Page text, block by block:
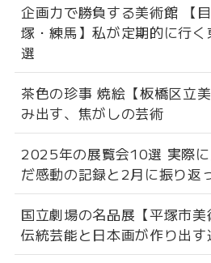
企画力で勝負する美術館 【
塚・練馬】私が定期的に行
選
茶色の珍事 焼絵【板橋区立
み出す、焦がしの芸術
2025年の展覧会10選 実際
だ感動の記録と2月に振り返
国立劇場の名品展【平塚市
伝統芸能と日本画が作り出